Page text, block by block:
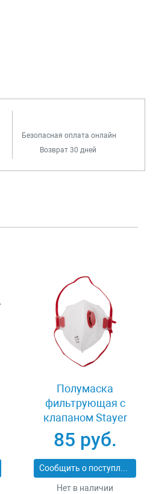
Безопасная оплата онлайн
Возврат 30 дней
Полумаска
фильтрующая с
клапаном Stayer
MASTER 11116
85 руб.
Сообщить о поступлении
Нет в наличии